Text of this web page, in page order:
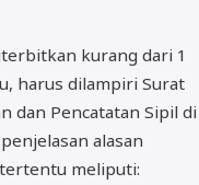
kurang dari 1
harus dilampiri Surat
dan Pencatatan Sipil di
alasan
meliputi: